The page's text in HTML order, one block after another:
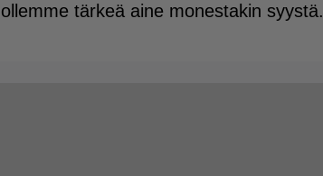
tärkeä aine monestakin syystä.